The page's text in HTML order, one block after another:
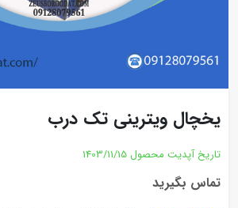
یخچال ویترینی تک درب
تاریخ آپدیت محصول 1403/11/15
تماس بگیرید